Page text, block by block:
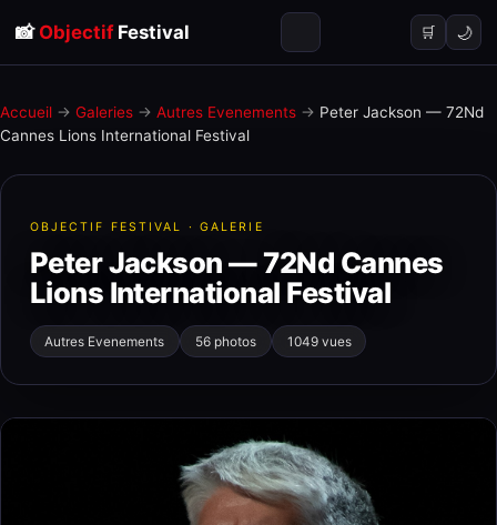
📸 ObjectifFestival 🛒 🌙
Accueil → Galeries → Autres Evenements → Peter Jackson — 72Nd
Cannes Lions International Festival
OBJECTIF FESTIVAL · GALERIE
Peter Jackson — 72Nd Cannes
Lions International Festival
Autres Evenements 56 photos 1049 vues